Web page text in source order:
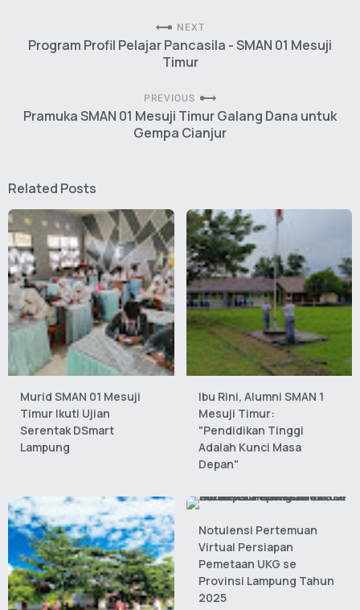
NEXT
Program Profil Pelajar Pancasila - SMAN 01 Mesuji
Timur
PREVIOUS
Pramuka SMAN 01 Mesuji Timur Galang Dana untuk
Gempa Cianjur
Related Posts
Murid SMAN 01 Mesuji
Timur Ikuti Ujian
Serentak DSmart
Lampung
Ibu Rini, Alumni SMAN 1
Mesuji Timur:
"Pendidikan Tinggi
Adalah Kunci Masa
Depan"
Notulensi Pertemuan
Virtual Persiapan
Pemetaan UKG se
Provinsi Lampung Tahun
2025